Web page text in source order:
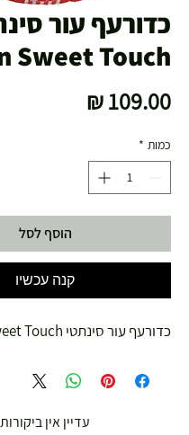
כדורעף עור
Sweet Touch
כמות *
הוסף לסל
קנה עכשיו
כדורעף עור סינתטי Molten Sweet Touch
עדיין אין ביקורות